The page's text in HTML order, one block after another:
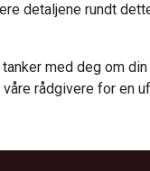
detaljene rundt
med deg om
våre rådgivere for en